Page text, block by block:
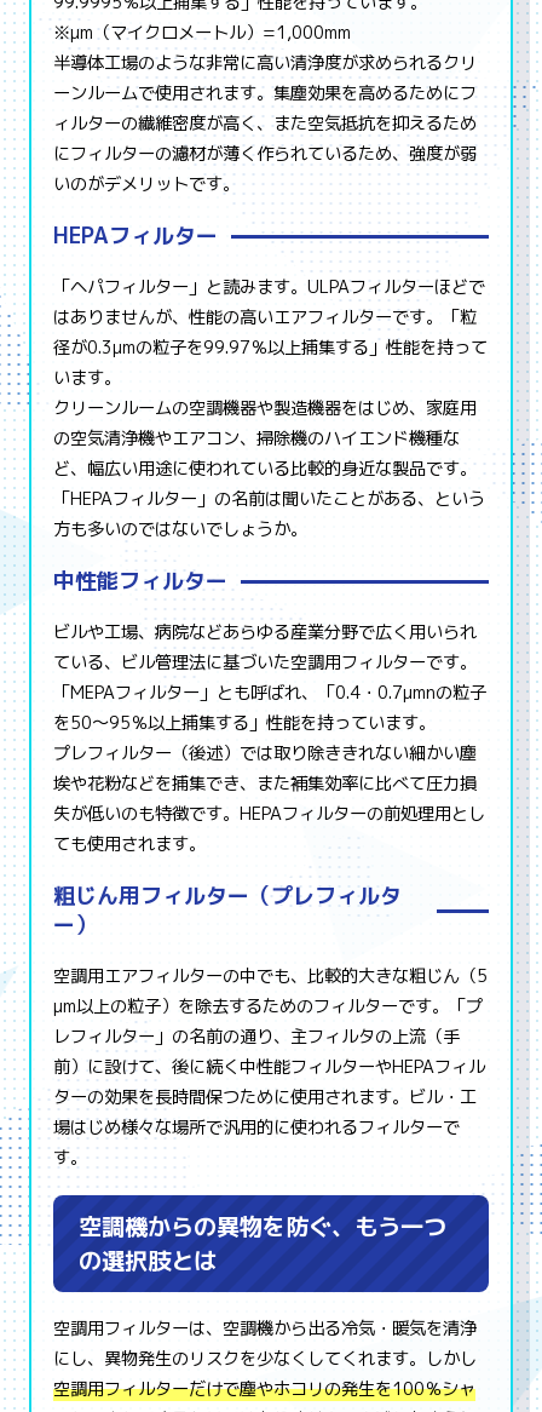
※µm（マイクロメートル）=1,000mm
半導体工場のような非常に高い清浄度が求められるクリ
ーンルームで使用されます。集塵効果を高めるためにフ
ィルターの繊維密度が高く、また空気抵抗を抑えるため
にフィルターの濾材が薄く作られているため、強度が弱
いのがデメリットです。
HEPAフィルター
「ヘパフィルター」と読みます。ULPAフィルターほどで
はありませんが、性能の高いエアフィルターです。「粒
径が0.3µmの粒子を99.97％以上捕集する」性能を持って
います。
クリーンルームの空調機器や製造機器をはじめ、家庭用
の空気清浄機やエアコン、掃除機のハイエンド機種な
ど、幅広い用途に使われている比較的身近な製品です。
「HEPAフィルター」の名前は聞いたことがある、という
方も多いのではないでしょうか。
中性能フィルター
ビルや工場、病院などあらゆる産業分野で広く用いられ
ている、ビル管理法に基づいた空調用フィルターです。
「MEPAフィルター」とも呼ばれ、「0.4・0.7µmnの粒子
を50～95％以上捕集する」性能を持っています。
プレフィルター（後述）では取り除ききれない細かい塵
埃や花粉などを捕集でき、また補集効率に比べて圧力損
失が低いのも特徴です。HEPAフィルターの前処理用とし
ても使用されます。
粗じん用フィルター（プレフィルタ
ー）
空調用エアフィルターの中でも、比較的大きな粗じん（5
µm以上の粒子）を除去するためのフィルターです。「プ
レフィルター」の名前の通り、主フィルタの上流（手
前）に設けて、後に続く中性能フィルターやHEPAフィル
ターの効果を長時間保つために使用されます。ビル・工
場はじめ様々な場所で汎用的に使われるフィルターで
す。
空調機からの異物を防ぐ、もう一つ
の選択肢とは
空調用フィルターは、空調機から出る冷気・暖気を清浄
にし、異物発生のリスクを少なくしてくれます。しかし
空調用フィルターだけで塵やホコリの発生を100％シャ